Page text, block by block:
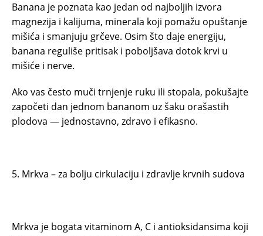
Banana je poznata kao jedan od najboljih izvora
magnezija i kalijuma, minerala koji pomažu opuštanje
mišića i smanjuju grčeve. Osim što daje energiju,
banana reguliše pritisak i poboljšava dotok krvi u
mišiće i nerve.
Ako vas često muči trnjenje ruku ili stopala, pokušajte
započeti dan jednom bananom uz šaku orašastih
plodova — jednostavno, zdravo i efikasno.
5. Mrkva – za bolju cirkulaciju i zdravlje krvnih sudova
Mrkva je bogata vitaminom A, C i antioksidansima koji